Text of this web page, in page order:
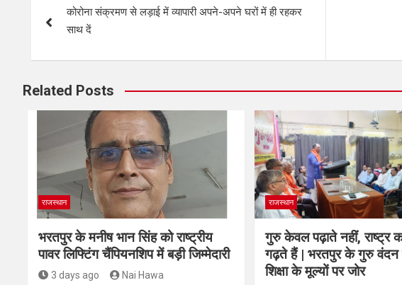
कोरोना संक्रमण से लड़ाई में व्यापारी अपने-अपने घरों में ही रहकर
साथ दें
Related Posts
राजस्थान
भरतपुर के मनीष भान सिंह को राष्ट्रीय
पावर लिफ्टिंग चैंपियनशिप में बड़ी जिम्मेदारी
3 days ago Nai Hawa
राजस्थान
गुरु केवल पढ़ाते नहीं, राष्ट्र
गढ़ते हैं | भरतपुर के गुरु वंदन
शिक्षा के मूल्यों पर जोर